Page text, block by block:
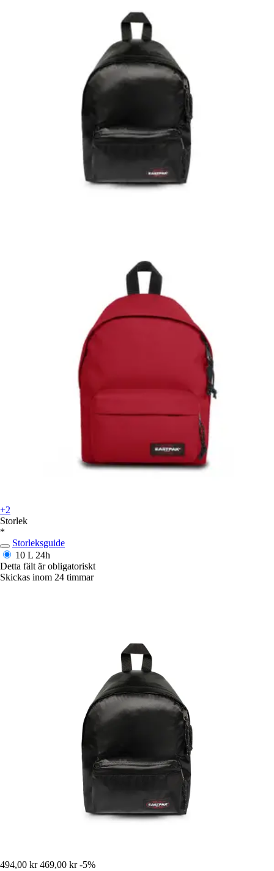
+2
Storlek
*
Storleksguide
10 L 24h
Detta fält är obligatoriskt
Skickas inom 24 timmar
494,00 kr 469,00 kr -5%